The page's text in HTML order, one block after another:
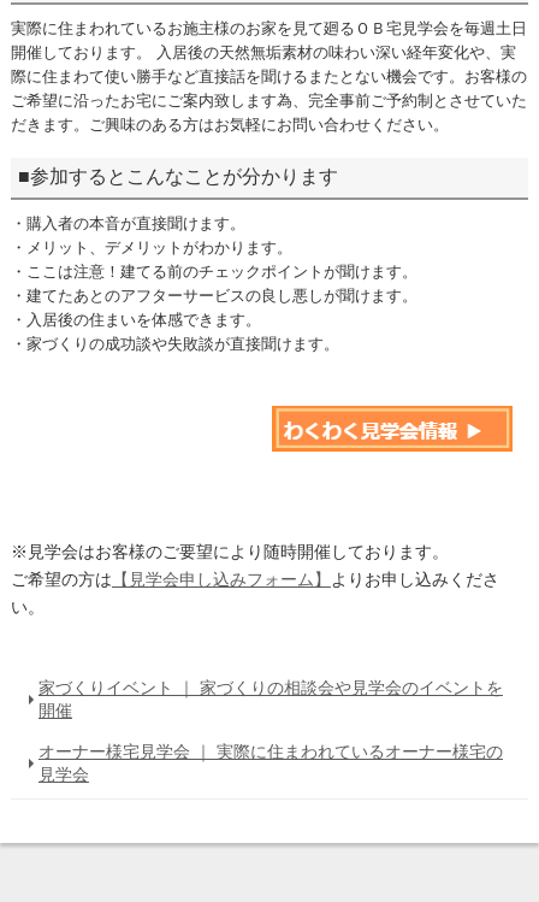
実際に住まわれているお施主様のお家を見て廻るＯＢ宅見学会を毎週土日
開催しております。 入居後の天然無垢素材の味わい深い経年変化や、実
際に住まわて使い勝手など直接話を聞けるまたとない機会です。お客様の
ご希望に沿ったお宅にご案内致します為、完全事前ご予約制とさせていた
だきます。ご興味のある方はお気軽にお問い合わせください。
■参加するとこんなことが分かります
・購入者の本音が直接聞けます。
・メリット、デメリットがわかります。
・ここは注意！建てる前のチェックポイントが聞けます。
・建てたあとのアフターサービスの良し悪しが聞けます。
・入居後の住まいを体感できます。
・家づくりの成功談や失敗談が直接聞けます。
※見学会はお客様のご要望により随時開催しております。
ご希望の方は 【見学会申し込みフォーム】
よりお申し込みくださ
い。
家づくりイベント ｜ 家づくりの相談会や見学会のイベントを
開催
オーナー様宅見学会 ｜ 実際に住まわれているオーナー様宅の
見学会